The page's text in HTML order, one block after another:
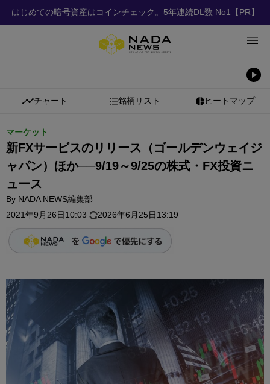
はじめての暗号資産はコインチェック。5年連続DL数 No1 【PR】
チャート 銘柄リスト ヒートマップ
マーケット
新FXサービスのリリース（ゴールデンウェイジ
ャパン）ほか──9/19～9/25の株式・FX投資ニ
ュース
By NADA NEWS編集部
2021年9月26日10:03
2026年6月25日13:19